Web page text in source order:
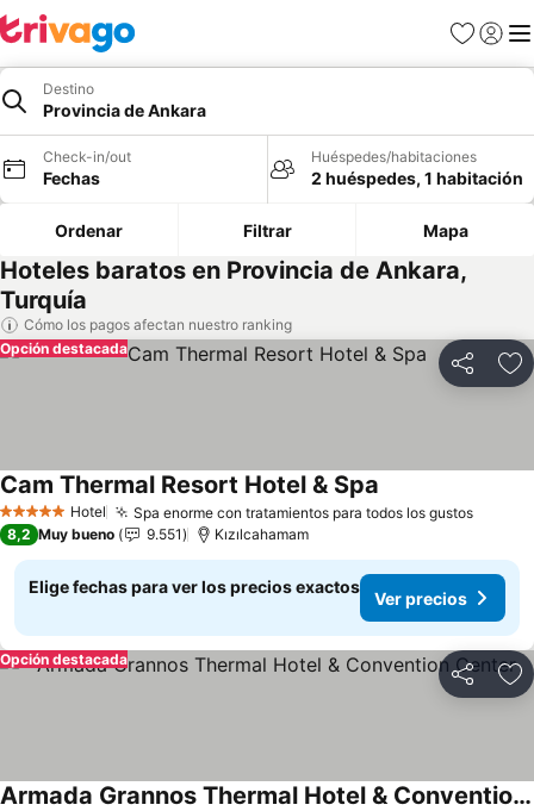
Favoritos
Iniciar
Destino
Provincia de Ankara
Check-in/out
Fechas
Huéspedes/habitaciones
2 huéspedes, 1 habitación
Ordenar Filtrar Mapa
Hoteles baratos en Provincia de Ankara,
Turquía
Cómo los pagos afectan nuestro ranking
Compartir
Opción destacada
5 Estrellas Hotel Spa enorme con tratamientos para todos los gustosVer
Cam Thermal Resort Hotel & Spa
8,2 Muy bueno 9.551 Kızılcahamam
Elige fechas para ver los precios exactos
Ver precios
Compartir
Opción destacada
Armada Grannos Thermal Hotel & Convention Center